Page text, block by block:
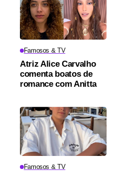
Famosos & TV
Atriz Alice Carvalho
comenta boatos de
romance com Anitta
Famosos & TV